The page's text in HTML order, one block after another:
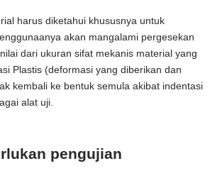
harus diketahui khususnya untuk
akan mangalami pergesekan
dari ukuran sifat mekanis material yang
Plastis (deformasi yang diberikan dan
kembali ke bentuk semula akibat indentasi
alat uji.
pengujian